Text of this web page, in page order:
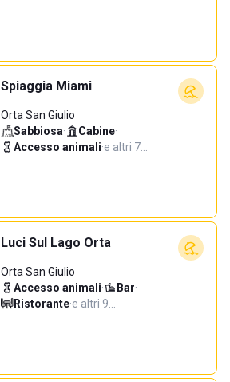
Spiaggia Miami
Orta San Giulio
Sabbiosa· Cabine·
Accesso animali·e altri 7…
Luci Sul Lago Orta
Orta San Giulio
Accesso animali· Bar·
Ristorante·e altri 9…